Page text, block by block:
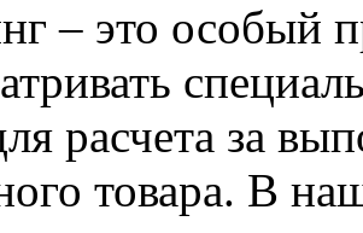
– это особый
расчета за
товара. В